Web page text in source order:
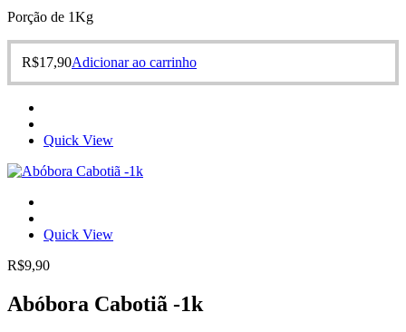
Porção de 1Kg
R$17,90Adicionar ao carrinho
Quick View
Quick View
R$9,90
Abóbora Cabotiã -1k